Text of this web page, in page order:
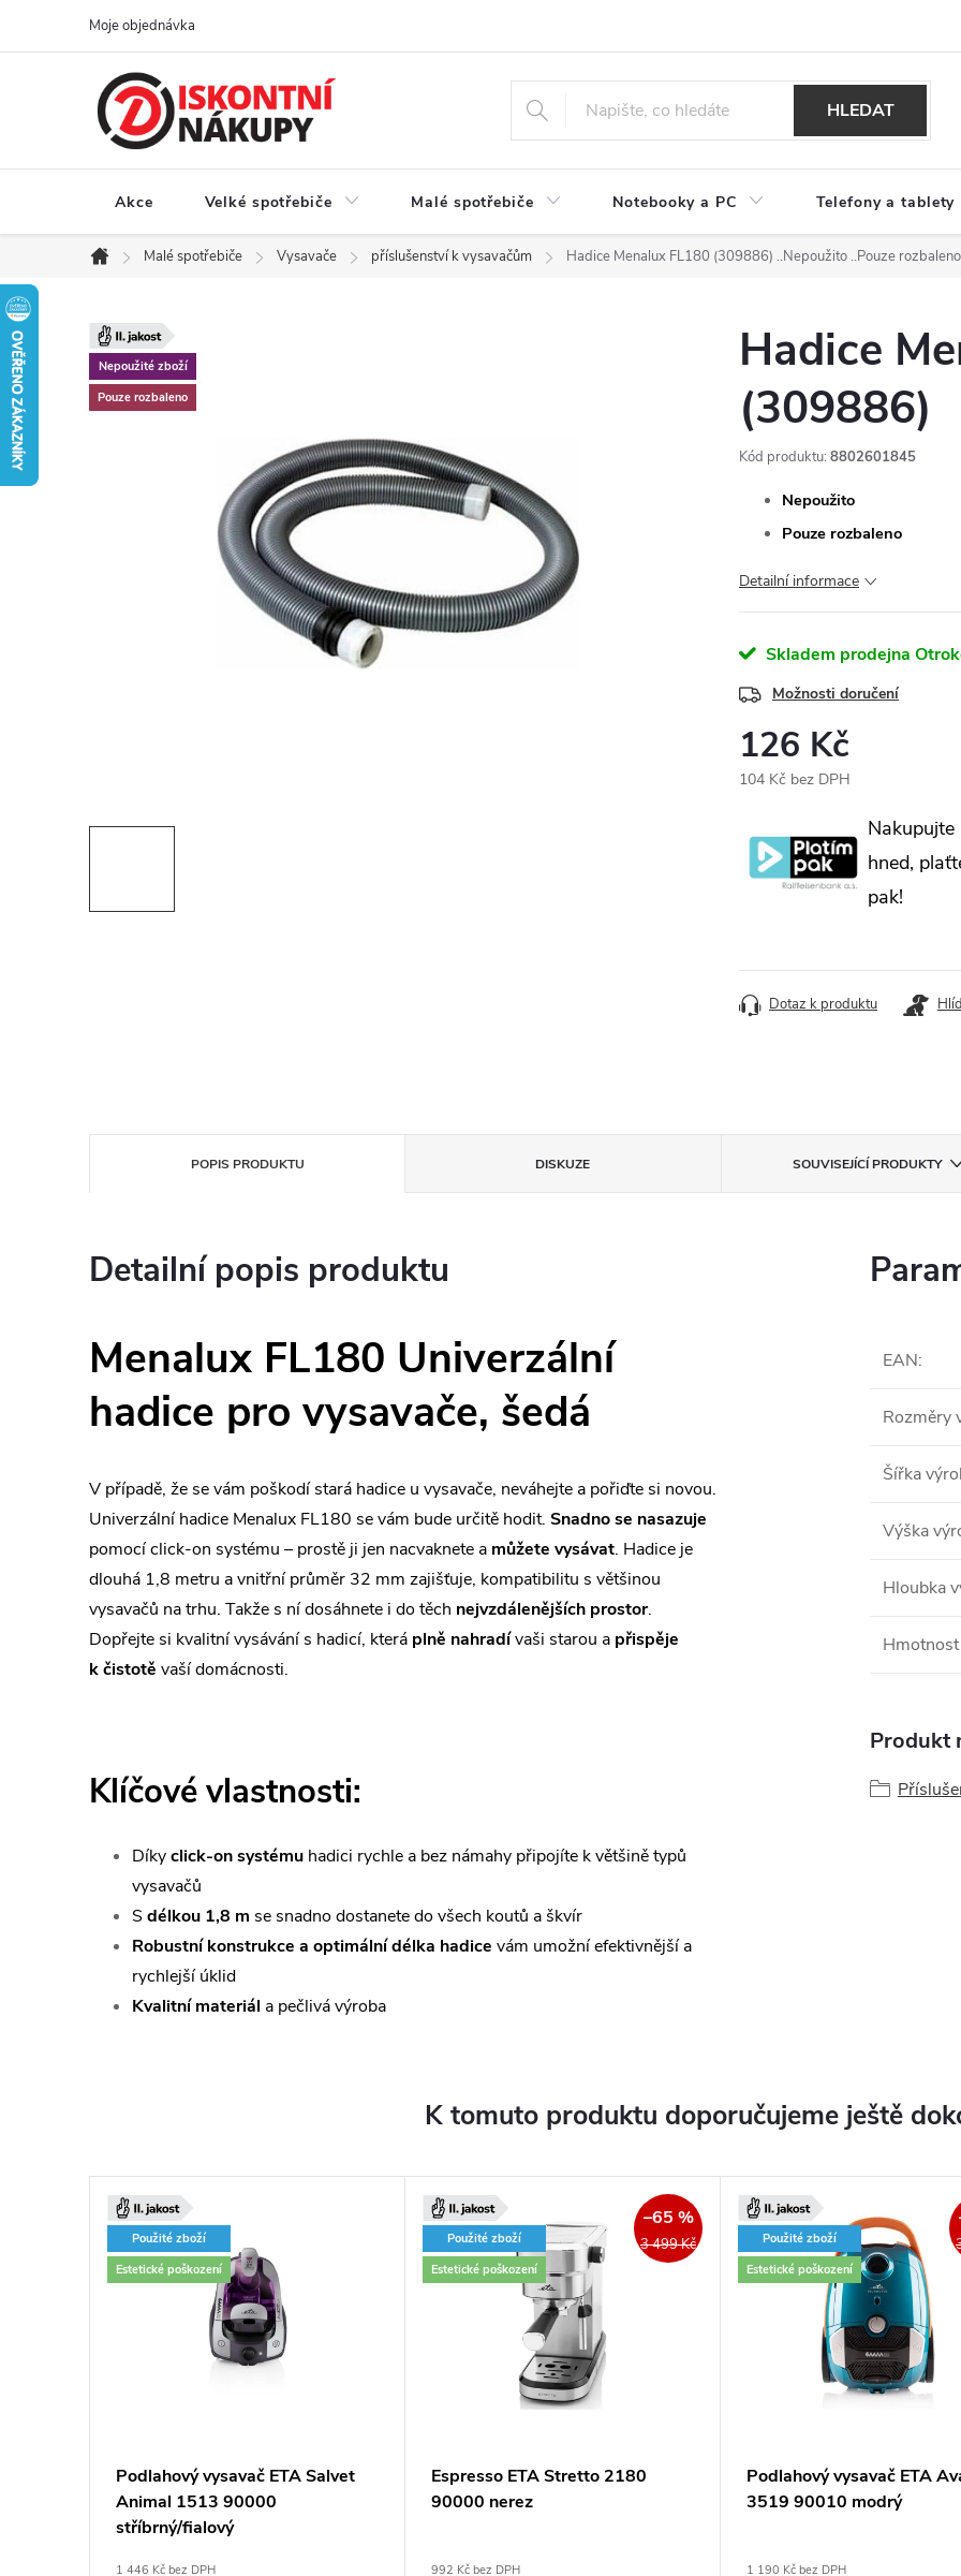
Moje objednávka
HLEDAT
Akce Velké spotřebiče Malé spotřebiče Notebooky a PC Telefony a tablety
Domů
Malé spotřebiče Vysavače příslušenství k vysavačům Hadice Menalux FL180 (309886) ..Nepoužito ..Pouze
Nepoužité zboží
Pouze rozbaleno
Hadice
(309886)
Kód produktu: 8802601845
Nepoužito
Pouze rozbaleno
Detailní informace
Skladem prodejna
Možnosti doručení
126 Kč
104 Kč bez DPH
Nakupujte
hned,
pak!
Dotaz k produktu
POPIS PRODUKTU DISKUZE SOUVISEJÍCÍ PRODUKTY
Detailní popis produktu
Menalux FL180 Univerzální
hadice pro vysavače, šedá
V případě, že se vám poškodí stará hadice u vysavače, neváhejte a pořiďte si novou.
Univerzální hadice Menalux FL180 se vám bude určitě hodit. Snadno se nasazuje
pomocí click-on systému – prostě ji jen nacvaknete a můžete vysávat. Hadice je
dlouhá 1,8 metru a vnitřní průměr 32 mm zajišťuje, kompatibilitu s většinou
vysavačů na trhu. Takže s ní dosáhnete i do těch nejvzdálenějších prostor.
Dopřejte si kvalitní vysávání s hadicí, která plně nahradívaši starou a přispěje
k čistotě vaší domácnosti.
Klíčové vlastnosti:
Díkyclick-on systému hadici rychle a bez námahy připojíte k většině typů
vysavačů
S délkou 1,8 m se snadno dostanete do všech koutů a škvír
Robustní konstrukce a optimální délka hadice vám umožní efektivnější a
rychlejší úklid
Kvalitní materiál a pečlivá výroba
EAN:
Rozměry
Šířka
Výška
Hloubka
Produkt
K tomuto produktu doporučujeme ještě
Použité zboží
Estetické poškození
Podlahový vysavač ETA Salvet
Animal 1513 90000
stříbrný/fialový
1 446 Kč bez DPH
Použité zboží
Estetické poškození
3 499 Kč
–65 %
Espresso ETA Stretto 2180
90000 nerez
992 Kč bez DPH
Použité zboží
Estetické poškození
Podlahový vysavač ETA
3519 90010 modrý
1 190 Kč bez DPH